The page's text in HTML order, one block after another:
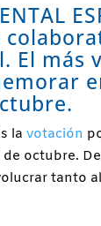
El más
lavotación
octubre.
tanto